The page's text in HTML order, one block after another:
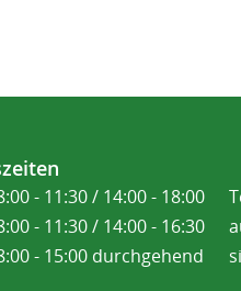
- 11:30 / 14:00 - 18:00
- 11:30 / 14:00 - 16:30
- 15:00 durchgehend